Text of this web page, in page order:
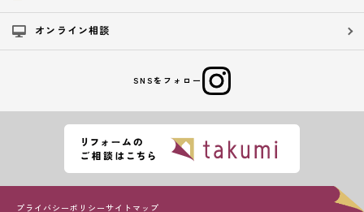
オンライン相談
SNSをフォロー
プライバシーポリシーサイトマップ